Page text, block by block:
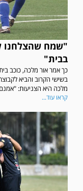
"שמח שהצלחנו
בבית"
כך אמר אור מלכה, כוכב
בשישי הקרוב והביא
מלכה היא הצניעות:
קראו עוד...